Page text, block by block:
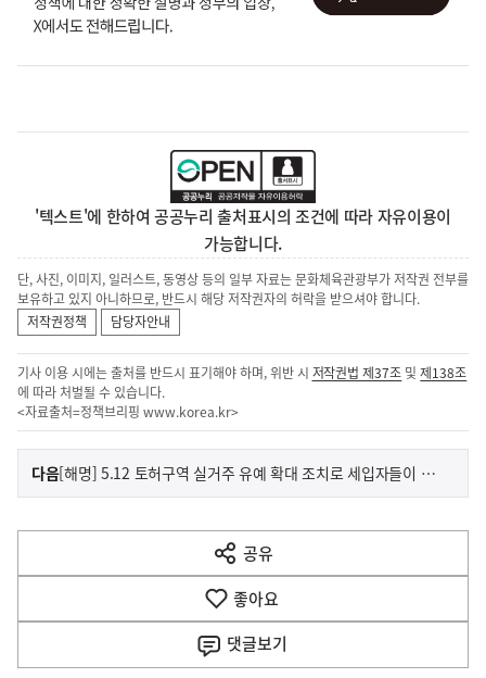
'텍스트'에 한하여 공공누리 출처표시의 조건에 따라 자유이용이
가능합니다.
단, 사진, 이미지, 일러스트, 동영상 등의 일부 자료는 문화체육관광부가 저작권 전부를
보유하고 있지 아니하므로, 반드시 해당 저작권자의 허락을 받으셔야 합니다.
저작권정책
담당자안내
기사 이용 시에는 출처를 반드시 표기해야 하며, 위반 시 저작권법 제37조 및제138조
에 따라 처벌될 수 있습니다.
<자료출처=정책브리핑 www.korea.kr>
이
전
다
음
다음기
사
[해명] 5.12 토허구역 실거주 유예 확대 조치로 세입자들이 피해를 본다는 것은 전혀 사실이 아닙니다.
공유
열
기
좋아요
댓글보기